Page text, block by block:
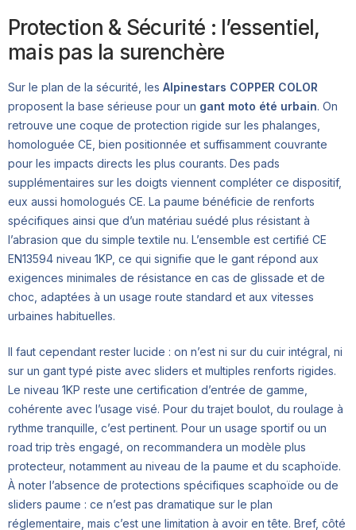
Protection & Sécurité : l’essentiel,
mais pas la surenchère
Sur le plan de la sécurité, les Alpinestars COPPER COLOR
proposent la base sérieuse pour un gant moto été urbain. On
retrouve une coque de protection rigide sur les phalanges,
homologuée CE, bien positionnée et suffisamment couvrante
pour les impacts directs les plus courants. Des pads
supplémentaires sur les doigts viennent compléter ce dispositif,
eux aussi homologués CE. La paume bénéficie de renforts
spécifiques ainsi que d’un matériau suédé plus résistant à
l’abrasion que du simple textile nu. L’ensemble est certifié CE
EN13594 niveau 1KP, ce qui signifie que le gant répond aux
exigences minimales de résistance en cas de glissade et de
choc, adaptées à un usage route standard et aux vitesses
urbaines habituelles.
Il faut cependant rester lucide : on n’est ni sur du cuir intégral, ni
sur un gant typé piste avec sliders et multiples renforts rigides.
Le niveau 1KP reste une certification d’entrée de gamme,
cohérente avec l’usage visé. Pour du trajet boulot, du roulage à
rythme tranquille, c’est pertinent. Pour un usage sportif ou un
road trip très engagé, on recommandera un modèle plus
protecteur, notamment au niveau de la paume et du scaphoïde.
À noter l’absence de protections spécifiques scaphoïde ou de
sliders paume : ce n’est pas dramatique sur le plan
réglementaire, mais c’est une limitation à avoir en tête. Bref, côté